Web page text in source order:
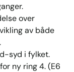
over
av både
syd i fylket.
ny ring 4. (E6